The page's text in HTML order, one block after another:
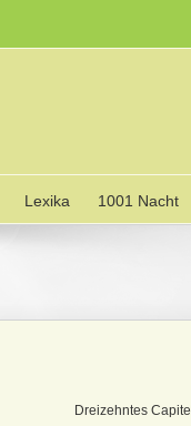
Lexika 1001 Nacht
Dreizehntes Capitel